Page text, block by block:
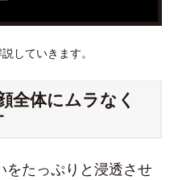
していきます。
全体にムラなく
をたっぷりと浸透させ